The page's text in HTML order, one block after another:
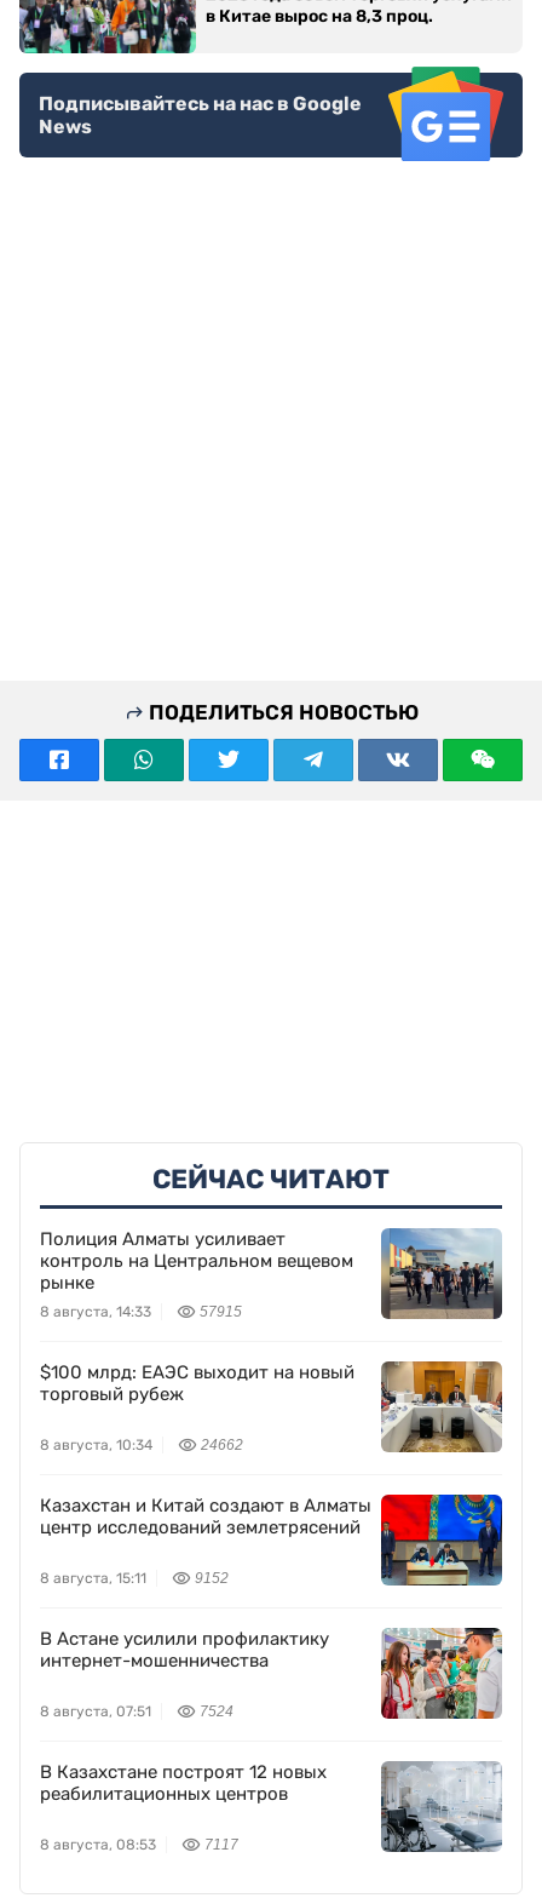
в Китае вырос на 8,3 проц.
Подписывайтесь на нас в Google
News
ПОДЕЛИТЬСЯ НОВОСТЬЮ
СЕЙЧАС ЧИТАЮТ
Полиция Алматы усиливает
контроль на Центральном вещевом
рынке
8 августа, 14:33 57915
$100 млрд: ЕАЭС выходит на новый
торговый рубеж
8 августа, 10:34 24662
Казахстан и Китай создают в Алматы
центр исследований землетрясений
8 августа, 15:11 9152
В Астане усилили профилактику
интернет-мошенничества
8 августа, 07:51 7524
В Казахстане построят 12 новых
реабилитационных центров
8 августа, 08:53 7117